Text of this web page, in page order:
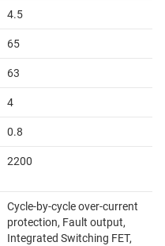
4.5
65
63
4
0.8
2200
Cycle-by-cycle over-current
protection, Fault output,
Integrated Switching FET,